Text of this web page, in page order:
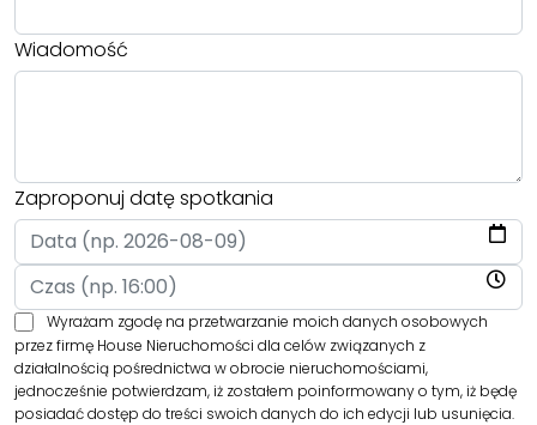
Wiadomość
Zaproponuj datę spotkania
Wyrażam zgodę na przetwarzanie moich danych osobowych
przez firmę House Nieruchomości dla celów związanych z
działalnością pośrednictwa w obrocie nieruchomościami,
jednocześnie potwierdzam, iż zostałem poinformowany o tym, iż będę
posiadać dostęp do treści swoich danych do ich edycji lub usunięcia.